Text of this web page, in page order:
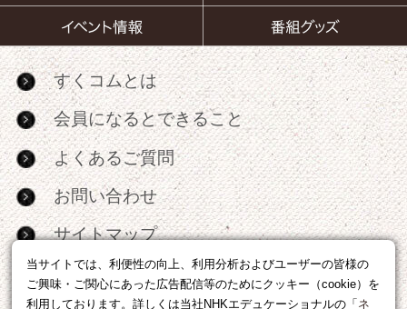
当サイトでは、利便性の向上、利用分析およびユーザーの皆様の
ご興味・ご関心にあった広告配信等のためにクッキー（cookie）を
利用しております。詳しくは当社NHKエデュケーショナルの「 ネ
すくコムとは
会員になるとできること
よくあるご質問
お問い合わせ
サイトマップ
RSS